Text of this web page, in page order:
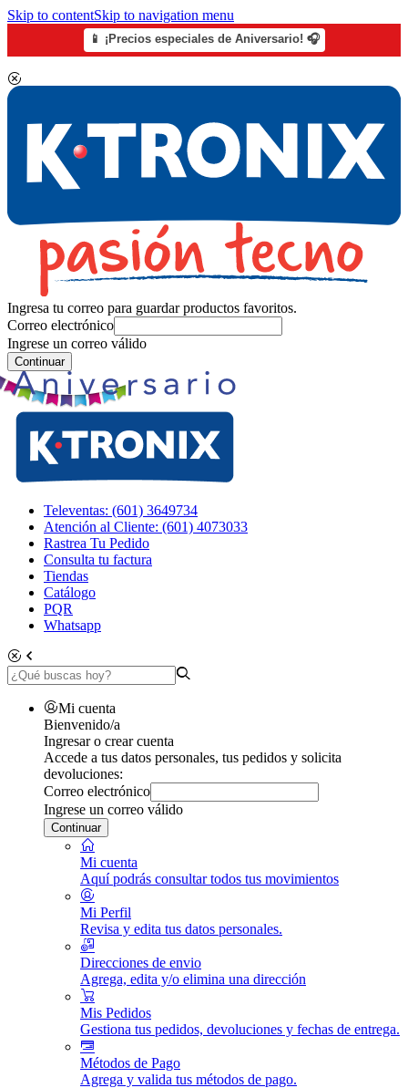
Skip to contentSkip to navigation menu
📱 ¡Precios especiales de Aniversario! 🎧
Ingresa tu correo para guardar productos favoritos.
Correo electrónico
Ingrese un correo válido
Continuar
Televentas: (601) 3649734
Atención al Cliente: (601) 4073033
Rastrea Tu Pedido
Consulta tu factura
Tiendas
Catálogo
PQR
Whatsapp
Mi cuenta
Bienvenido/a
Ingresar o crear cuenta
Accede a tus datos personales, tus pedidos y solicita
devoluciones:
Correo electrónico
Ingrese un correo válido
Continuar
Mi cuenta
Aquí podrás consultar todos tus movimientos
Mi Perfil
Revisa y edita tus datos personales.
Direcciones de envio
Agrega, edita y/o elimina una dirección
Mis Pedidos
Gestiona tus pedidos, devoluciones y fechas de entrega.
Métodos de Pago
Agrega y valida tus métodos de pago.